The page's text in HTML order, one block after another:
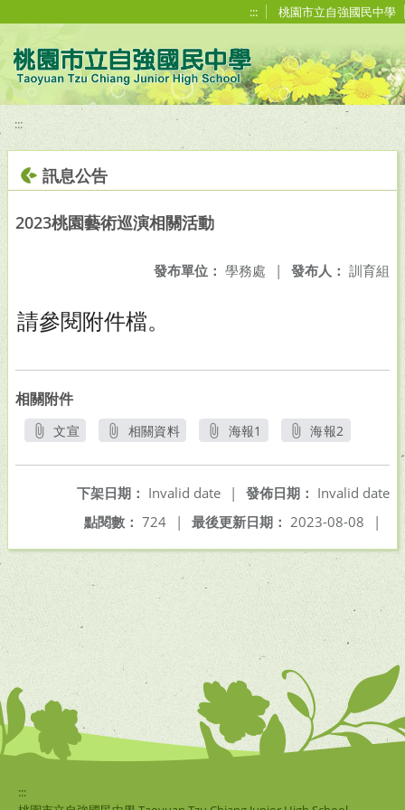
::: 桃園市立自強國民中學
:::
訊息公告
2023桃園藝術巡演相關活動
發布人： 訓育組
發布單位： 學務處 |
請參閱附件檔。
相關附件
文宣
相關資料
海報1
海報2
發佈日期： Invalid date
下架日期： Invalid date
|
最後更新日期： 2023-08-08 |
點閱數： 724 |
:::